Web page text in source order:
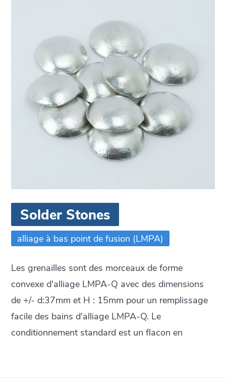
Solder Stones
alliage à bas point de fusion (LMPA)
Les grenailles sont des morceaux de forme
convexe d'alliage LMPA-Q avec des dimensions
de +/- d:37mm et H : 15mm pour un remplissage
facile des bains d'alliage LMPA-Q. Le
conditionnement standard est un flacon en